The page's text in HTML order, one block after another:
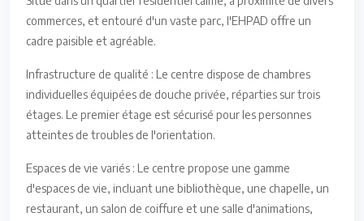
commerces, et entouré d'un vaste parc, l'EHPAD offre un
cadre paisible et agréable.
Infrastructure de qualité : Le centre dispose de chambres
individuelles équipées de douche privée, réparties sur trois
étages. Le premier étage est sécurisé pour les personnes
atteintes de troubles de l'orientation.
Espaces de vie variés : Le centre propose une gamme
d'espaces de vie, incluant une bibliothèque, une chapelle, un
restaurant, un salon de coiffure et une salle d'animations,